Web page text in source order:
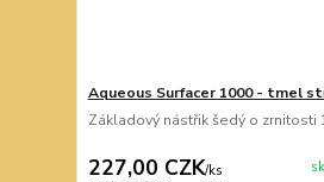
Aqueous Surfacer 1000 - tmel
Základový nástřik šedý o zrnitosti
227,00 CZK/ks